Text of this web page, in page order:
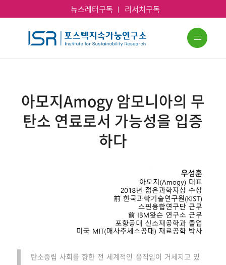
뉴스레터구독 리서치구독
아모지Amogy 암모니아의 무
탄소 연료로서 가능성을 입증
하다
탄소중립 사회를 향한 전 세계적인 움직임이 거세지고 있